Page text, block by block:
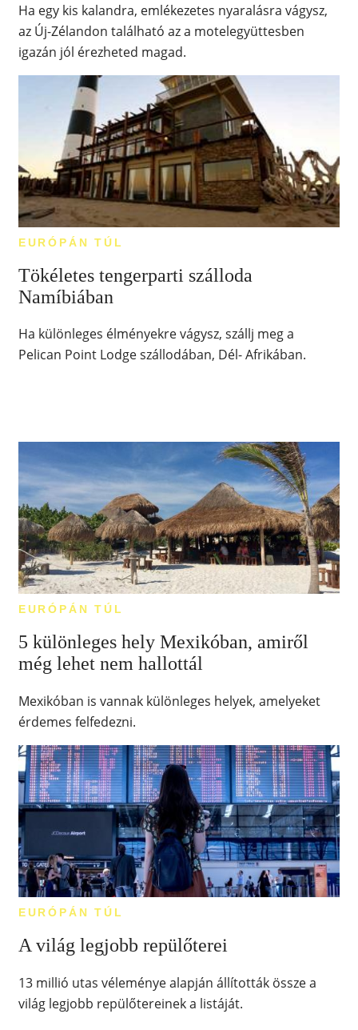
Ha egy kis kalandra, emlékezetes nyaralásra vágysz,
az Új-Zélandon található az a motelegyüttesben
igazán jól érezheted magad.
EURÓPÁN TÚL
Tökéletes tengerparti szálloda
Namíbiában
Ha különleges élményekre vágysz, szállj meg a
Pelican Point Lodge szállodában, Dél- Afrikában.
EURÓPÁN TÚL
5 különleges hely Mexikóban, amiről
még lehet nem hallottál
Mexikóban is vannak különleges helyek, amelyeket
érdemes felfedezni.
EURÓPÁN TÚL
A világ legjobb repülőterei
13 millió utas véleménye alapján állították össze a
világ legjobb repülőtereinek a listáját.